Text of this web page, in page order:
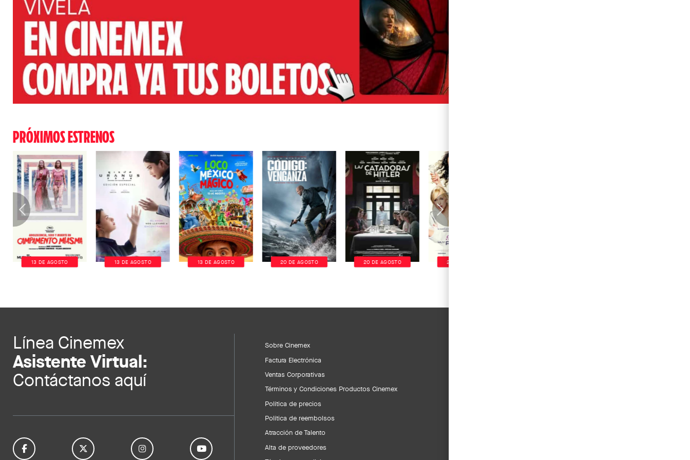
PRÓXIMOS ESTRENOS
13 DE AGOSTO 13 DE AGOSTO 13 DE AGOSTO 20 DE AGOSTO 20 DE AGOSTO 20 DE AGOSTO
Línea Cinemex
Asistente Virtual:
Contáctanos aquí
Sobre Cinemex
Factura Electrónica
Ventas Corporativas
Términos y Condiciones Productos Cinemex
Política de precios
Política de reembolsos
Atracción de Talento
Alta de proveedores